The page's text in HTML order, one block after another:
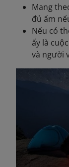
Mang
đủ ấm
Nếu có
ấy là
và người